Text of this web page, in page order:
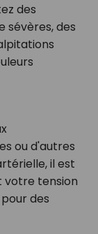
des
sévères, des
ou d'autres
il est
votre tension
des